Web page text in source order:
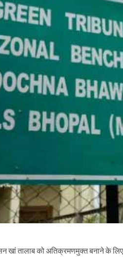
खां तालाब को अतिक्रमणमुक्त बनाने के